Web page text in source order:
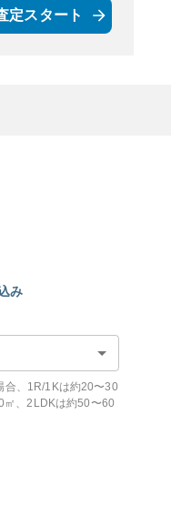
定スタート
み
、1R/1Kは約20〜30
㎡、2LDKは約50〜60